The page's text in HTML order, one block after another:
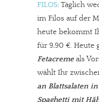
FILOS: Täglich
im Filos auf der
heute bekommt
für 9,90 €. Heute
Fetacremeals
wählt Ihr
an Blattsalaten
Spaghetti mit